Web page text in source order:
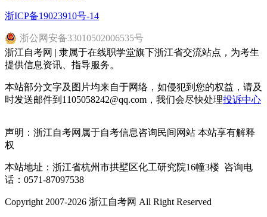
浙ICP备19023910号-14
浙公网安备33010502006535号
浙江自考网 | 隶属于在线职学堂旗下浙江省交流站点，为考生
提供信息资讯、指导服务。
本站部分文字及图片均来自于网络，如侵犯到您的权益，请及
时发送邮件到1105058242@qq.com，我们会尽快处理投诉中心
声明：浙江自考网属于自考信息咨询民间网站 本站享有解释
权
本站地址：浙江省杭州市拱墅区化工研究院16幢3楼 咨询电
话：0571-87097538
Copyright 2007-2026 浙江自考网 All Right Reserved